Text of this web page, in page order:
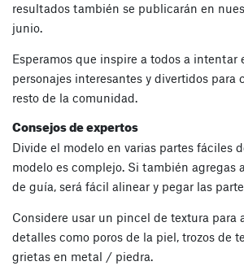
resultados también se publicarán en
junio.
Esperamos que inspire a todos a intentar
personajes interesantes y divertidos para
resto de la comunidad.
Consejos de expertos
Divide el modelo en varias partes fáciles
modelo es complejo. Si también agregas
de guía, será fácil alinear y pegar las
Considere usar un pincel de textura para
detalles como poros de la piel, trozos de
grietas en metal / piedra.